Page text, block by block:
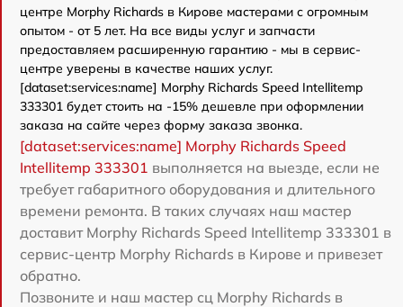
центре Morphy Richards в Кирове мастерами с огромным
опытом - от 5 лет. На все виды услуг и запчасти
предоставляем расширенную гарантию - мы в сервис-
центре уверены в качестве наших услуг.
[dataset:services:name] Morphy Richards Speed Intellitemp
333301 будет стоить на -15% дешевле при оформлении
заказа на сайте через форму заказа звонка.
[dataset:services:name] Morphy Richards Speed
Intellitemp 333301 выполняется на выезде, если не
требует габаритного оборудования и длительного
времени ремонта. В таких случаях наш мастер
доставит Morphy Richards Speed Intellitemp 333301 в
сервис-центр Morphy Richards в Кирове и привезет
обратно.
Позвоните и наш мастер сц Morphy Richards в